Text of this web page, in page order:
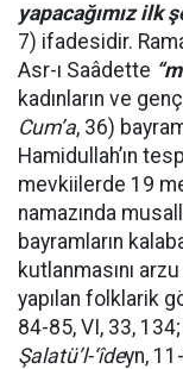
yapacağımız ilk
7) ifadesidir.
Asr-ı Saâdette
kadınların ve
Cum’a, 36)
Hamidullah’ın
mevkiilerde 19
namazında
bayramların
kutlanmasını
yapılan folklarik
84-85, VI, 33,
Şalatü’l-‘îdeyn,